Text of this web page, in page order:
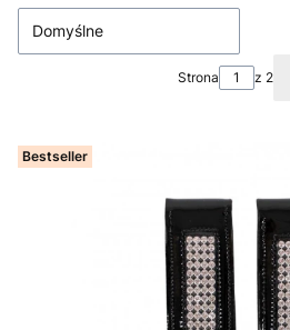
Domyślne
Strona z 2
Bestseller